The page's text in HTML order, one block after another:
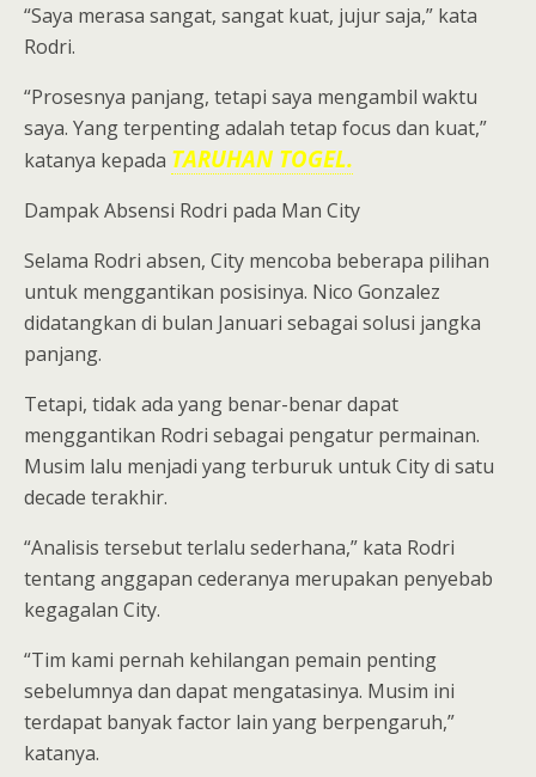
“Saya merasa sangat, sangat kuat, jujur saja,” kata
Rodri.
“Prosesnya panjang, tetapi saya mengambil waktu
saya. Yang terpenting adalah tetap focus dan kuat,”
katanya kepada TARUHAN TOGEL.
Dampak Absensi Rodri pada Man City
Selama Rodri absen, City mencoba beberapa pilihan
untuk menggantikan posisinya. Nico Gonzalez
didatangkan di bulan Januari sebagai solusi jangka
panjang.
Tetapi, tidak ada yang benar-benar dapat
menggantikan Rodri sebagai pengatur permainan.
Musim lalu menjadi yang terburuk untuk City di satu
decade terakhir.
“Analisis tersebut terlalu sederhana,” kata Rodri
tentang anggapan cederanya merupakan penyebab
kegagalan City.
“Tim kami pernah kehilangan pemain penting
sebelumnya dan dapat mengatasinya. Musim ini
terdapat banyak factor lain yang berpengaruh,”
katanya.